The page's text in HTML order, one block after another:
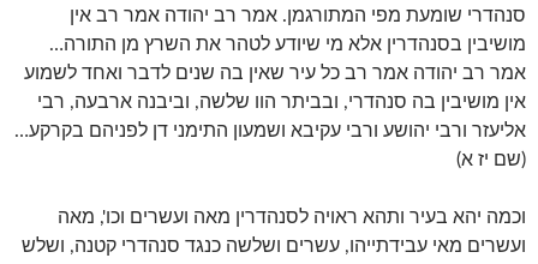
סנהדרי שומעת מפי המתורגמן. אמר רב יהודה אמר רב אין
מושיבין בסנהדרין אלא מי שיודע לטהר את השרץ מן התורה…
אמר רב יהודה אמר רב כל עיר שאין בה שנים לדבר ואחד לשמוע
אין מושיבין בה סנהדרי, ובביתר הוו שלשה, וביבנה ארבעה, רבי
אליעזר ורבי יהושע ורבי עקיבא ושמעון התימני דן לפניהם בקרקע…
(שם יז א)
וכמה יהא בעיר ותהא ראויה לסנהדרין מאה ועשרים וכו', מאה
ועשרים מאי עבידתייהו, עשרים ושלשה כנגד סנהדרי קטנה, ושלש